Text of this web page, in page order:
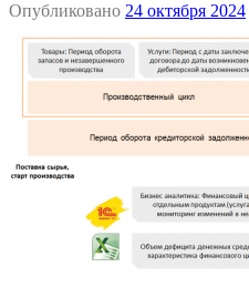
Опубликовано 24 октября 2024